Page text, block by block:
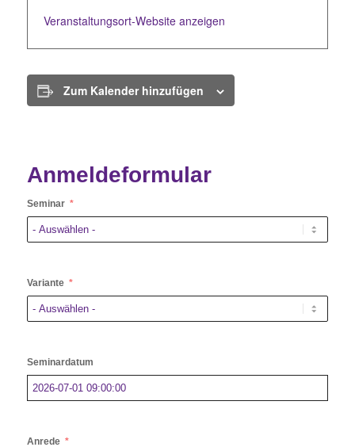
Veranstaltungsort-Website anzeigen
Zum Kalender hinzufügen
Anmeldeformular
Seminar
Variante
Seminardatum
Anrede